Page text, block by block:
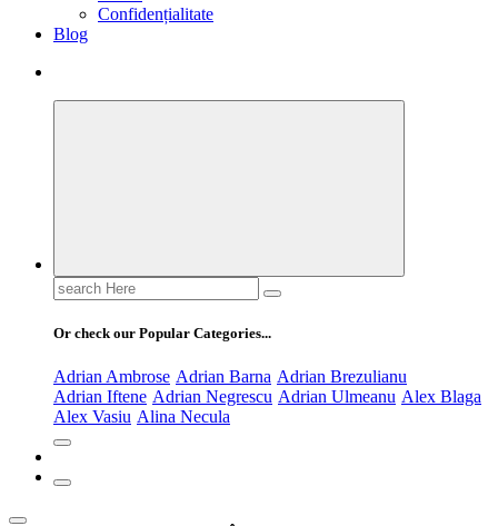
Confidențialitate
Blog
Search
for:
Or check our Popular Categories...
Adrian Ambrose Adrian Barna Adrian Brezulianu
Adrian Iftene Adrian Negrescu Adrian Ulmeanu Alex Blaga
Alex Vasiu Alina Necula